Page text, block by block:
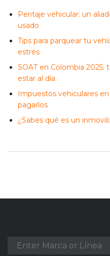
Peritaje vehicular: un
usado
Tips para parquear tu
estrés
SOAT en Colombia 2025:
estar al día
Impuestos vehiculares
pagarlos
¿Sabes qué es un